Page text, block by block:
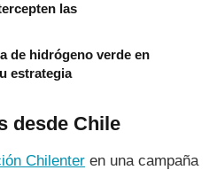
las
de hidrógeno verde en
estrategia
desde Chile
Chilenter en una campaña